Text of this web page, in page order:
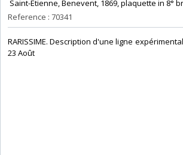
Saint-Etienne, Benevent, 1869, plaquette in 8°
Reference : 70341
‎RARISSIME. Description d'une ligne
23 Août‎